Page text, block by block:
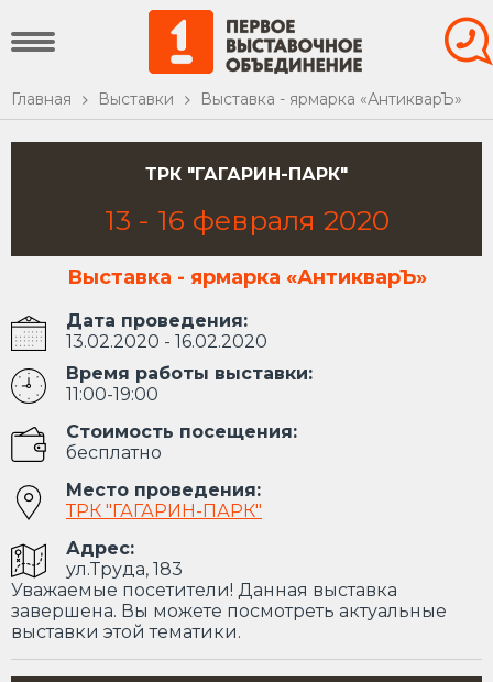
Главная Выставки Выставка - ярмарка «АнтикварЪ»
ТРК "ГАГАРИН-ПАРК"
13 - 16 февраля 2020
Выставка - ярмарка «АнтикварЪ»
Дата проведения:
13.02.2020 - 16.02.2020
Время работы выставки:
11:00-19:00
Стоимость посещения:
бесплатно
Место проведения:
ТРК "ГАГАРИН-ПАРК"
Адрес:
ул.Труда, 183
Уважаемые посетители! Данная выставка
завершена. Вы можете посмотреть актуальные
выставки этой тематики.